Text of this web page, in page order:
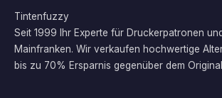
Tintenfuzzy
Seit 1999 Ihr Experte für Druckerpatronen
Mainfranken. Wir verkaufen hochwertige
bis zu 70% Ersparnis gegenüber dem